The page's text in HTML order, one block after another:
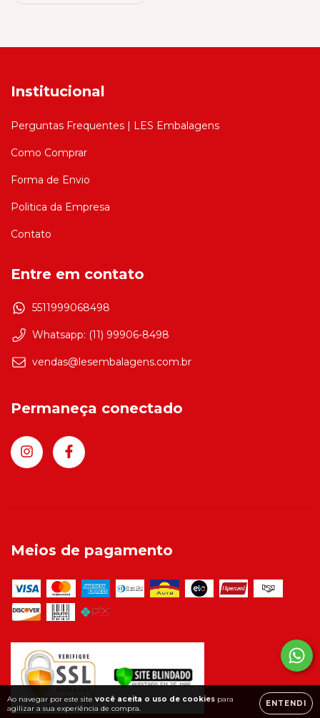
Ao navegar por este site você aceita o uso de cookies para
agilizar a sua experiência de compra.
ENTENDI
Institucional
Perguntas Frequentes | LES Embalagens
Como Comprar
Forma de Envio
Politica da Empresa
Contato
Entre em contato
5511999068498
Whatsapp: (11) 99906-8498
vendas@lesembalagens.com.br
Permaneça conectado
Meios de pagamento